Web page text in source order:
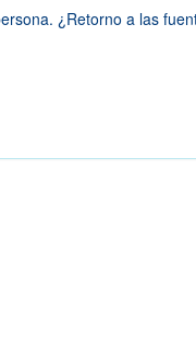
¿Retorno a las